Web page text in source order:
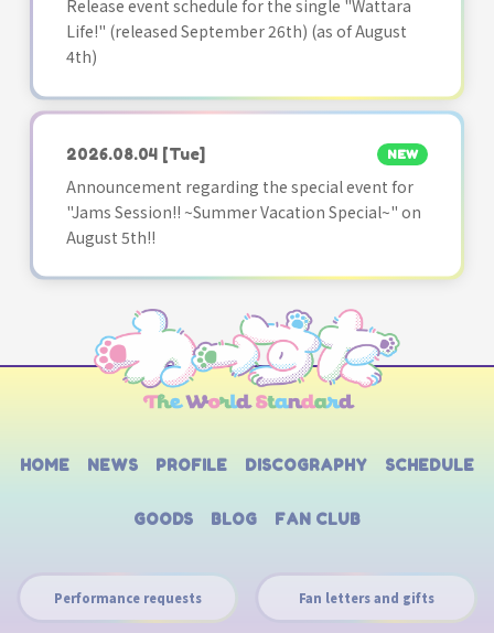
Release event schedule for the single "Wattara
Life!" (released September 26th) (as of August
4th)
2026.08.04 [Tue] NEW
Announcement regarding the special event for
"Jams Session!! ~Summer Vacation Special~" on
August 5th!!
HOME NEWS PROFILE DISCOGRAPHY SCHEDULE
GOODS BLOG FAN CLUB
Performance requests Fan letters and gifts